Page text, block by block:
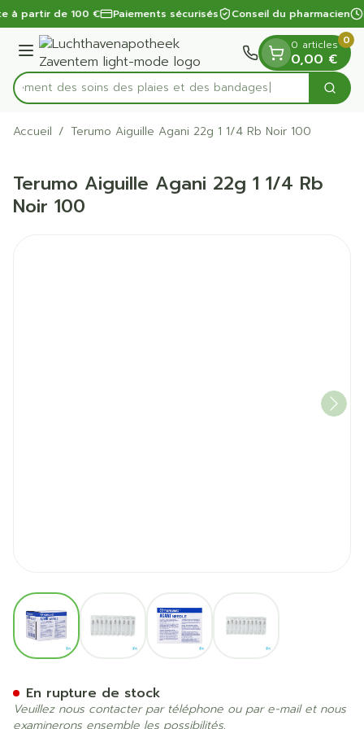
Aller au contenu
1 de 1
à partir de 100 € Paiements sécurisés Conseil du pharmacien
Menu
Rechercherdes soins des plaies et des bandages
0 articles
0,00 €
0
Accueil / Terumo Aiguille Agani 22g 1 1/4 Rb Noir 100
Terumo Aiguille Agani 22g 1 1/4 Rb
Noir 100
View larger image
En rupture de stock
Veuillez nous contacter par téléphone ou par e-mail et nous
examinerons ensemble les possibilités.